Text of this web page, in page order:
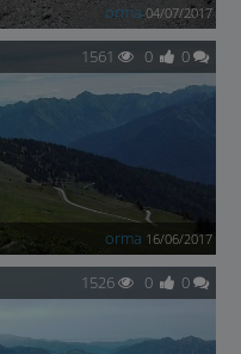
orma 04/07/2017
1561 0 0
orma 16/06/2017
1526 0 0